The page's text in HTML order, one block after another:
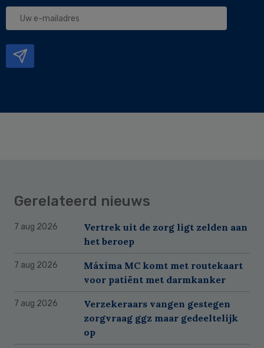
Uw
Gerelateerd nieuws
7 aug 2026
Vertrek uit de zorg ligt zelden aan
het beroep
7 aug 2026
Máxima MC komt met routekaart
voor patiënt met darmkanker
7 aug 2026
Verzekeraars vangen gestegen
zorgvraag ggz maar gedeeltelijk
op